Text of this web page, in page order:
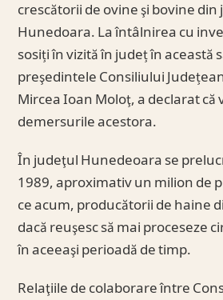
crescătorii de ovine şi bovine
Hunedoara. La întâlnirea cu
sosiți în vizită în județ în această
preşedintele Consiliului
Mircea Ioan Moloţ, a declarat că
demersurile acestora.
În judeţul Hunedeoara se
1989, aproximativ un milion de
ce acum, producătorii de haine
dacă reuşesc să mai proceseze
în aceeaşi perioadă de timp.
Relaţiile de colaborare între